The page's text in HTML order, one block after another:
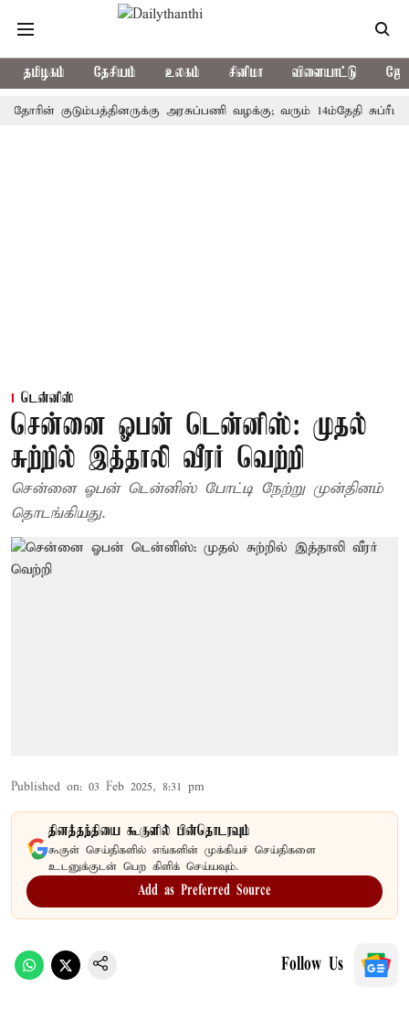
தமிழகம் தேசியம் உலகம் சினிமா விளையாட்டு
குடும்பத்தினருக்கு அரசுப்பணி வழக்கு; வரும் 14ம்தேதி
டென்னிஸ்
சென்னை ஓபன் டென்னிஸ்: முதல்
சுற்றில் இத்தாலி வீரர் வெற்றி
சென்னை ஓபன் டென்னிஸ் போட்டி நேற்று முன்தினம்
தொடங்கியது.
Published on: 03 Feb 2025, 8:31 pm
தினத்தந்தியை கூகுளில் பின்தொடரவும்
கூகுள் செய்திகளில் எங்களின் முக்கியச் செய்திகளை
உடனுக்குடன் பெற கிளிக் செய்யவும்.
Add as Preferred Source
Follow Us